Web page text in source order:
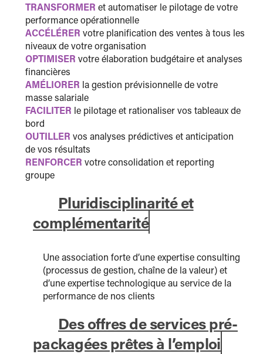
TRANSFORMER et automatiser le pilotage de votre
performance opérationnelle
ACCÉLÉRER votre planification des ventes à tous les
niveaux de votre organisation
OPTIMISER votre élaboration budgétaire et analyses
financières
AMÉLIORER la gestion prévisionnelle de votre
masse salariale
FACILITER le pilotage et rationaliser vos tableaux de
bord
OUTILLER vos analyses prédictives et anticipation
de vos résultats
RENFORCER votre consolidation et reporting
groupe
Pluridisciplinarité et
complémentarité
Une association forte d’une expertise consulting
(processus de gestion, chaîne de la valeur) et
d’une expertise technologique au service de la
performance de nos clients
Des offres de services pré-
packagées prêtes à l’emploi